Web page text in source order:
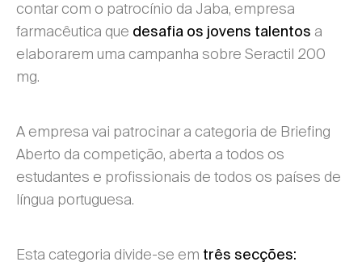
contar com o patrocínio da Jaba, empresa
farmacêutica que desafia os jovens talentos a
elaborarem uma campanha sobre Seractil 200
mg.
A empresa vai patrocinar a categoria de Briefing
Aberto da competição, aberta a todos os
estudantes e profissionais de todos os países de
língua portuguesa.
Esta categoria divide-se em três secções: